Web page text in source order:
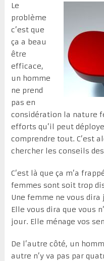
Le
problème
c’est que
ça a beau
être
efficace,
un homme
ne prend
pas en
considération la nature
efforts qu’il peut
comprendre tout. C’est
chercher les conseils
C’est là que ça m’a
femmes sont soit trop
Une femme ne vous
Elle vous dira que vous
jour. Elle ménage vos
De l’autre côté, un
autre n’y va pas par